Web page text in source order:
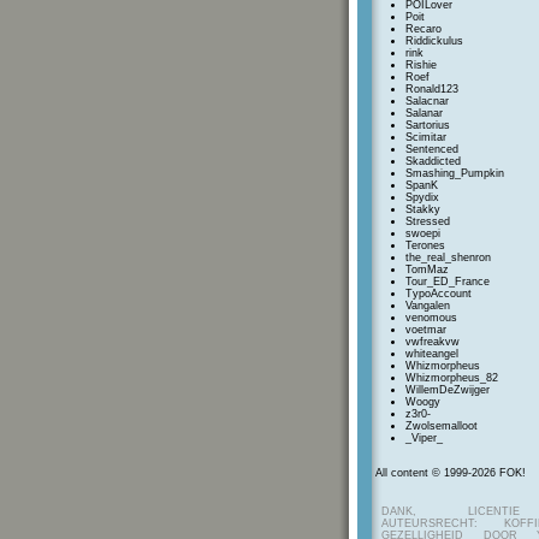
POILover
Poit
Recaro
Riddickulus
rink
Rishie
Roef
Ronald123
Salacnar
Salanar
Sartorius
Scimitar
Sentenced
Skaddicted
Smashing_Pumpkin
SpanK
Spydix
Stakky
Stressed
swoepi
Terones
the_real_shenron
TomMaz
Tour_ED_France
TypoAccount
Vangalen
venomous
voetmar
vwfreakvw
whiteangel
Whizmorpheus
Whizmorpheus_82
WillemDeZwijger
Woogy
z3r0-
Zwolsemalloot
_Viper_
All content © 1999-2026 FOK!
DANK,
AUTEURSRECHT:
GEZELLIGHEID DOOR